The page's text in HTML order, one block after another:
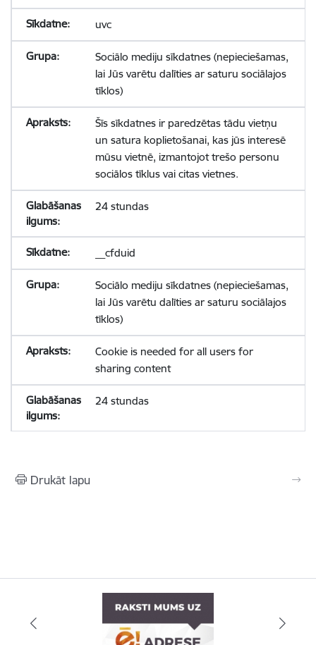
uvc
Sociālo mediju sīkdatnes (nepieciešamas,
lai Jūs varētu dalīties ar saturu sociālajos
tīklos)
Šīs sīkdatnes ir paredzētas tādu vietņu
un satura koplietošanai, kas jūs interesē
mūsu vietnē, izmantojot trešo personu
sociālos tīklus vai citas vietnes.
24 stundas
__cfduid
Sociālo mediju sīkdatnes (nepieciešamas,
lai Jūs varētu dalīties ar saturu sociālajos
tīklos)
Cookie is needed for all users for
sharing content
24 stundas
Drukāt lapu